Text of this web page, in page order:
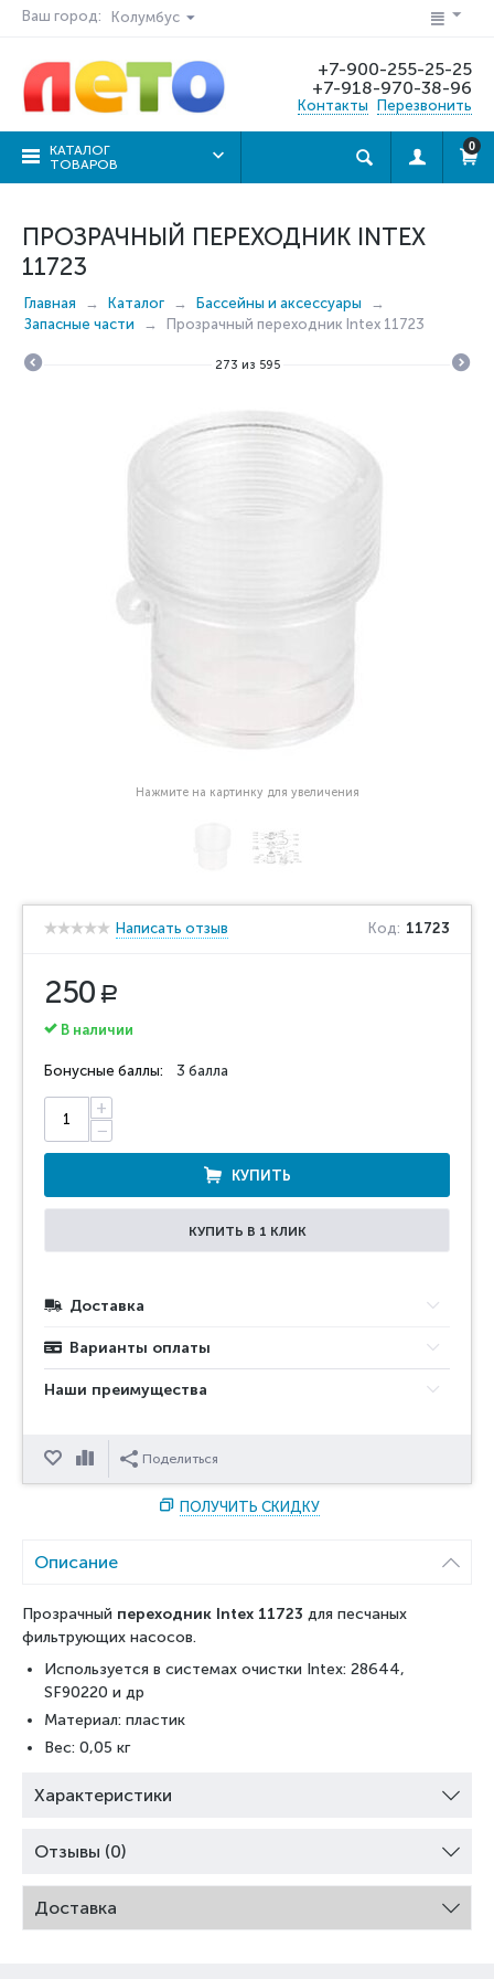
Ваш город: Колумбус
+7-900-255-25-25
+7-918-970-38-96
Контакты Перезвонить
КАТАЛОГ
ТОВАРОВ
0
ПРОЗРАЧНЫЙ ПЕРЕХОДНИК INTEX
11723
Главная Каталог
Бассейны и аксессуары
Запасные части
Прозрачный переходник Intex 11723
273 из 595
Нажмите на картинку для увеличения
Написать отзыв Код: 11723
250 Р
В наличии
Бонусные баллы: 3 балла
+
−
КУПИТЬ
КУПИТЬ В 1 КЛИК
Доставка
Варианты оплаты
Наши преимущества
ОтложитьСравнитьПоделиться
ПОЛУЧИТЬ СКИДКУ
Описание
Прозрачный переходник Intex 11723 для песчаных
фильтрующих насосов.
Используется в системах очистки Intex: 28644,
SF90220 и др
Материал: пластик
Вес: 0,05 кг
Характеристики
Отзывы (0)
Доставка